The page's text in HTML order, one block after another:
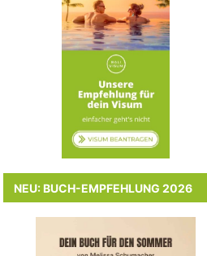
NEU: BUCH-EMPFEHLUNG 2026